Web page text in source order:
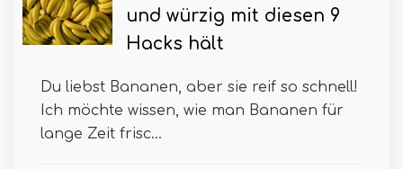
und würzig mit diesen 9
Hacks hält
Du liebst Bananen, aber sie reif so schnell!
Ich möchte wissen, wie man Bananen für
lange Zeit frisc...